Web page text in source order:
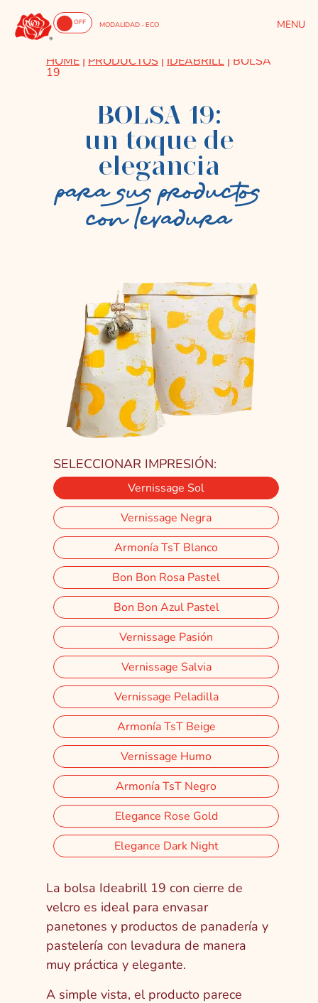
ONOFF MODALIDAD - ECO
HOME | PRODUCTOS | IDEABRILL | BOLSA
19
BOLSA 19:
un toque de
elegancia
para sus productos
con levadura
Vernissage Sol
Vernissage Negra
Armonía TsT Blanco
Bon Bon Rosa Pastel
Bon Bon Azul Pastel
Vernissage Pasión
Vernissage Salvia
Vernissage Peladilla
Armonía TsT Beige
Vernissage Humo
Armonía TsT Negro
Elegance Rose Gold
Elegance Dark Night
SELECCIONAR IMPRESIÓN:
La bolsa Ideabrill 19 con cierre de
velcro es ideal para envasar
panetones y productos de panadería y
pastelería con levadura de manera
muy práctica y elegante.
A simple vista, el producto parece